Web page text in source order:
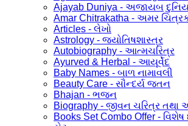
Ajayab Duniya - અજાયબ
Amar Chitrakatha - અમર
Articles - લેખો
Astrology - જ્યોતિષશાસ્ત્ર
Autobiography - આત્મચરિત્ર
Ayurved & Herbal - આયૂર્વેદ
Baby Names - બાળ નામાવલી
Beauty Care - સૌન્દર્ય જતન
Bhajan - ભજન
Biography - જીવન ચરિત્ર તથા
Books Set Combo Offer - વિશેષ